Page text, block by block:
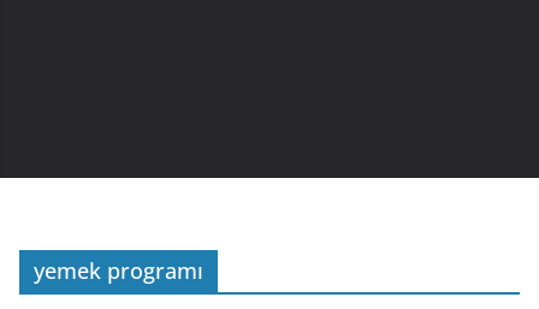
yemek programı